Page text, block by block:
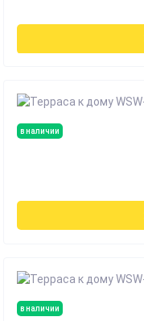
в наличии
в наличии